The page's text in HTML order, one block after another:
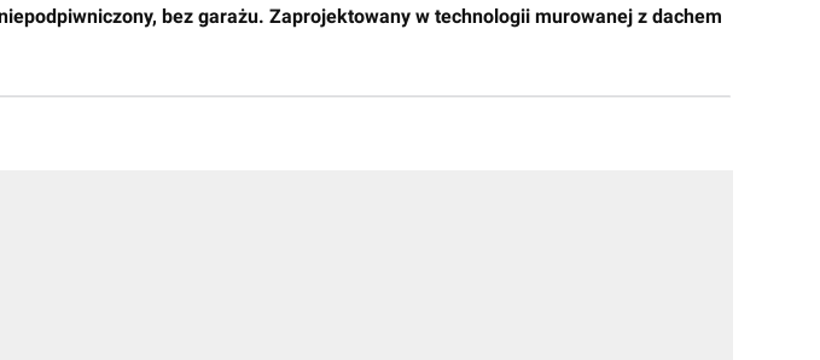
bez garażu. Zaprojektowany w technologii murowanej z dachem